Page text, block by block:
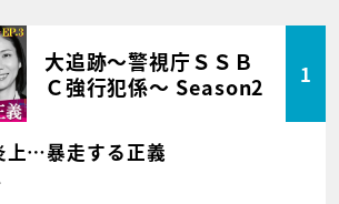
大追跡～警視庁ＳＳＢ
Ｃ強行犯係～ Season2
1
…暴走する正義